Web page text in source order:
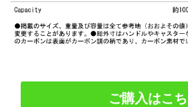
ご購入はこ